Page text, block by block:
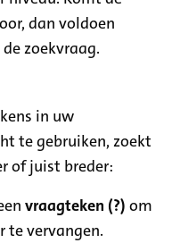
dan voldoen
zoekvraag.
in uw
te gebruiken, zoekt
of juist breder:
vraagteken (?) om
te vervangen.